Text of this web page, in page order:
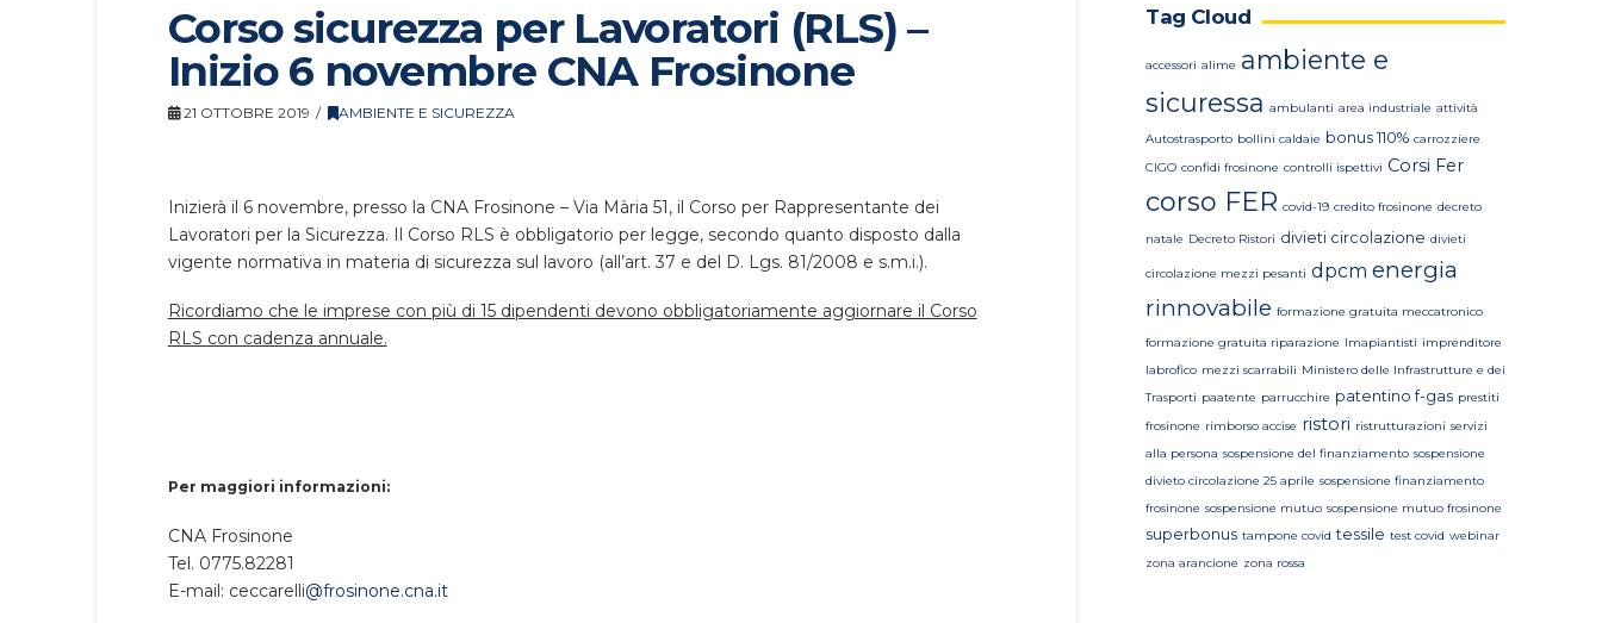
Corso sicurezza per Lavoratori (RLS) –
Inizio 6 novembre CNA Frosinone
21 OTTOBRE 2019 AMBIENTE E SICUREZZA
Inizierà il 6 novembre, presso la CNA Frosinone – Via Mària 51, il Corso per Rappresentante dei
Lavoratori per la Sicurezza. Il Corso RLS è obbligatorio per legge, secondo quanto disposto dalla
vigente normativa in materia di sicurezza sul lavoro (all’art. 37 e del D. Lgs. 81/2008 e s.m.i.).
Ricordiamo che le imprese con più di 15 dipendenti devono obbligatoriamente aggiornare il Corso
RLS con cadenza annuale.
Per maggiori informazioni:
CNA Frosinone
Tel. 0775.82281
E-mail: ceccarelli@frosinone.cna.it
Tag Cloud
accessori alime ambiente e
sicuressa ambulanti area industriale attività
Autostrasporto bollini caldaie bonus 110% carrozziere
CIGO confidi frosinone controlli ispettivi Corsi Fer
corso FER covid-19 credito frosinone decreto
natale Decreto Ristori divieti circolazione divieti
circolazione mezzi pesanti dpcm energia
rinnovabile formazione gratuita meccatronico
formazione gratuita riparazione Imapiantisti imprenditore
labrofico mezzi scarrabili Ministero delle Infrastrutture e dei
Trasporti paatente parrucchire patentino f-gas prestiti
frosinone rimborso accise ristori ristrutturazioni servizi
alla persona sospensione del finanziamento sospensione
divieto circolazione 25 aprile sospensione finanziamento
frosinone sospensione mutuo sospensione mutuo frosinone
superbonus tampone covid tessile test covid webinar
zona arancione zona rossa